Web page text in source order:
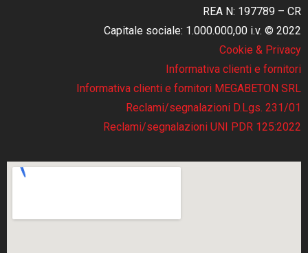
REA N: 197789 – CR
Capitale sociale: 1.000.000,00 i.v. © 2022
Cookie & Privacy
Informativa clienti e fornitori
Informativa clienti e fornitori MEGABETON SRL
Reclami/segnalazioni D.Lgs. 231/01
Reclami/segnalazioni UNI PDR 125:2022